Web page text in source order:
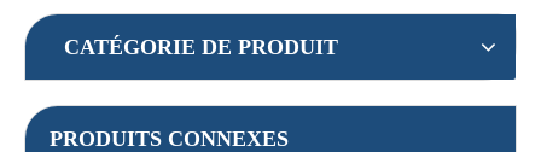
CATÉGORIE DE PRODUIT
PRODUITS CONNEXES